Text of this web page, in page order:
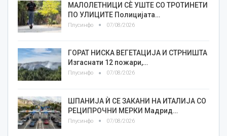
МАЛОЛЕТНИЦИ СÈ УШТЕ СО ТРОТИНЕТИ
ПО УЛИЦИТЕ Полицијата…
Плусинфо 07/08/2026
ГОРАТ НИСКА ВЕГЕТАЦИЈА И СТРНИШТА
Изгаснати 12 пожари,…
Плусинфо 07/08/2026
ШПАНИЈА Ѝ СЕ ЗАКАНИ НА ИТАЛИЈА СО
РЕЦИПРОЧНИ МЕРКИ Мадрид…
Плусинфо 07/08/2026